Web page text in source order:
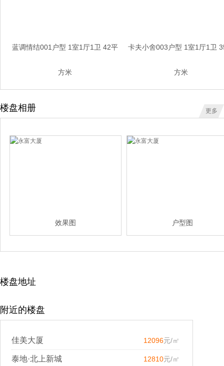
蓝调情结001户型 1室1厅1卫 42平
方米
卡夫小舍003户型 1室1厅1卫
方米
楼盘相册 更多
效果图 户型图
楼盘地址
附近的楼盘
佳美大厦 12096元/㎡
泰地·北上新城 12810元/㎡